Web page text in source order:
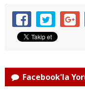
Facebook'la